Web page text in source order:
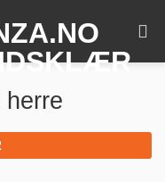
herre